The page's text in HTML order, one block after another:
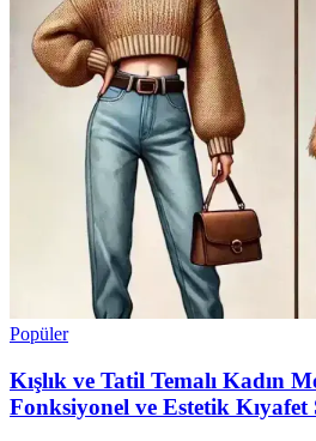
Popüler
Kışlık ve Tatil Temalı Kadın
Fonksiyonel ve Estetik Kıyafet